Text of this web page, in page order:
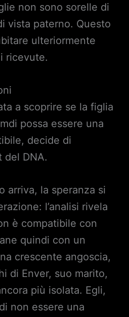
non sono sorelle di
vista paterno. Questo
ulteriormente
ricevute.
a scoprire se la figlia
possa essere una
decide di
del DNA.
arriva, la speranza si
l’analisi rivela
è compatibile con
quindi con un
crescente angoscia,
di Enver, suo marito,
più isolata. Egli,
non essere una